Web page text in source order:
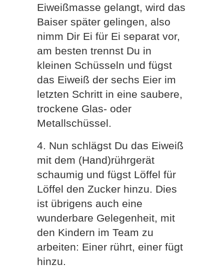
Eiweißmasse gelangt, wird das
Baiser später gelingen, also
nimm Dir Ei für Ei separat vor,
am besten trennst Du in
kleinen Schüsseln und fügst
das Eiweiß der sechs Eier im
letzten Schritt in eine saubere,
trockene Glas- oder
Metallschüssel.
4. Nun schlägst Du das Eiweiß
mit dem (Hand)rührgerät
schaumig und fügst Löffel für
Löffel den Zucker hinzu. Dies
ist übrigens auch eine
wunderbare Gelegenheit, mit
den Kindern im Team zu
arbeiten: Einer rührt, einer fügt
hinzu.